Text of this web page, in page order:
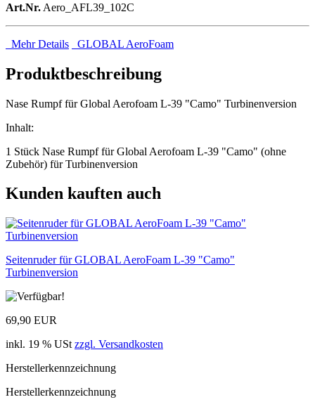
Art.Nr. Aero_AFL39_102C
Mehr Details GLOBAL AeroFoam
Produktbeschreibung
Nase Rumpf für Global Aerofoam L-39 "Camo" Turbinenversion
Inhalt:
1 Stück Nase Rumpf für Global Aerofoam L-39 "Camo" (ohne
Zubehör) für Turbinenversion
Kunden kauften auch
Seitenruder für GLOBAL AeroFoam L-39 "Camo"
Turbinenversion
69,90 EUR
inkl. 19 % USt zzgl. Versandkosten
Herstellerkennzeichnung
Herstellerkennzeichnung